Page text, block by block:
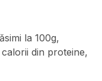
la 100g,
din proteine,